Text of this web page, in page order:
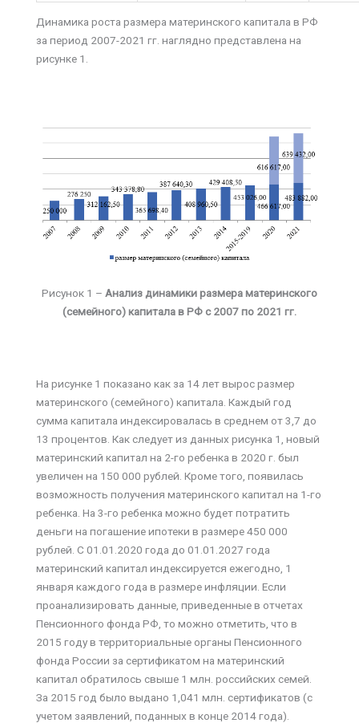
Динамика роста размера материнского капитала в РФ
за период 2007-2021 гг. наглядно представлена на
рисунке 1.
Рисунок 1 – Анализ динамики размера материнского
(семейного) капитала в РФ с 2007 по 2021 гг.
На рисунке 1 показано как за 14 лет вырос размер
материнского (семейного) капитала. Каждый год
сумма капитала индексировалась в среднем от 3,7 до
13 процентов. Как следует из данных рисунка 1, новый
материнский капитал на 2-го ребенка в 2020 г. был
увеличен на 150 000 рублей. Кроме того, появилась
возможность получения материнского капитал на 1-го
ребенка. На 3-го ребенка можно будет потратить
деньги на погашение ипотеки в размере 450 000
рублей. С 01.01.2020 года до 01.01.2027 года
материнский капитал индексируется ежегодно, 1
января каждого года в размере инфляции. Если
проанализировать данные, приведенные в отчетах
Пенсионного фонда РФ, то можно отметить, что в
2015 году в территориальные органы Пенсионного
фонда России за сертификатом на материнский
капитал обратилось свыше 1 млн. российских семей.
За 2015 год было выдано 1,041 млн. сертификатов (с
учетом заявлений, поданных в конце 2014 года).